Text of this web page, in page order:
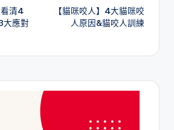
看清4
大應對
【貓咪咬人】4大貓咪咬
人原因&貓咬人訓練